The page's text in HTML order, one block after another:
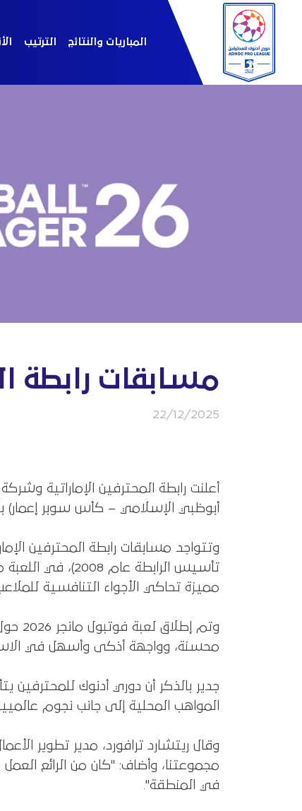
المباريات والنتائج الترتيب
مسابقات رابطة
22/12/2025
أعلنت رابطة المحترفين الإماراتية
أبوظبي الإسلامي – كأس سوبر إعمار)
وتتواجد مسابقات رابطة المحترفين
تأسيس الرابطة
مميزة تحاكي الأجواء التنافسية للملاعب
محسنة، وواجهة أذكى وأسهل في
المواهب المحلية إلى جانب نجوم
وقال ريتشارد ترافورد، مدير تطوير
مجموعتنا، وأضاف: "كان من الرائع
في المنطقة".